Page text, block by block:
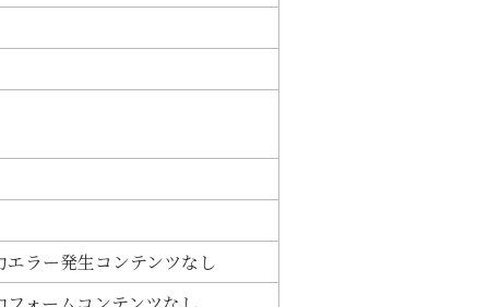
エラー発生コンテンツなし